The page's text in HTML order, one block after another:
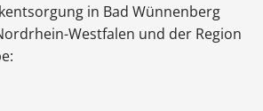
in Bad Wünnenberg
Westfalen und der Region